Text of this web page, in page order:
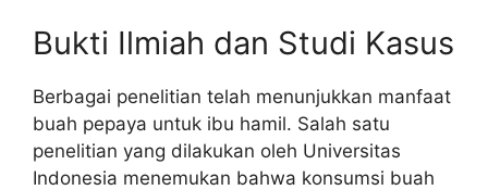
Bukti Ilmiah dan Studi Kasus
Berbagai penelitian telah menunjukkan manfaat
buah pepaya untuk ibu hamil. Salah satu
penelitian yang dilakukan oleh Universitas
Indonesia menemukan bahwa konsumsi buah